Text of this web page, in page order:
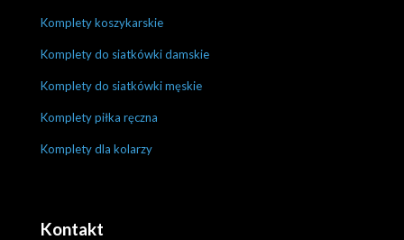
Komplety koszykarskie
Komplety do siatkówki damskie
Komplety do siatkówki męskie
Komplety piłka ręczna
Komplety dla kolarzy
Kontakt